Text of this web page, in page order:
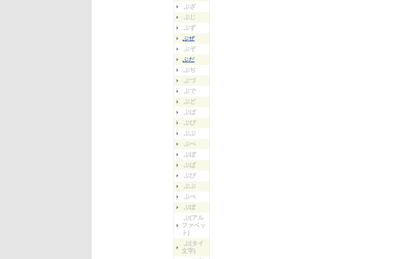
ぶざ
ぶじ
ぶず
ぶぜ
ぶぞ
ぶだ
ぶぢ
ぶづ
ぶで
ぶど
ぶば
ぶび
ぶぶ
ぶべ
ぶぼ
ぶぱ
ぶぴ
ぶぷ
ぶぺ
ぶぽ
ぶ(アル
ファベッ
ト)
ぶ(タイ
文字)